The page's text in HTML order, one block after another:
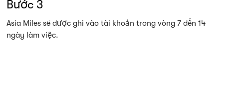
Bước 3
Asia Miles sẽ được ghi vào tài khoản trong vòng 7 đến 14
ngày làm việc.